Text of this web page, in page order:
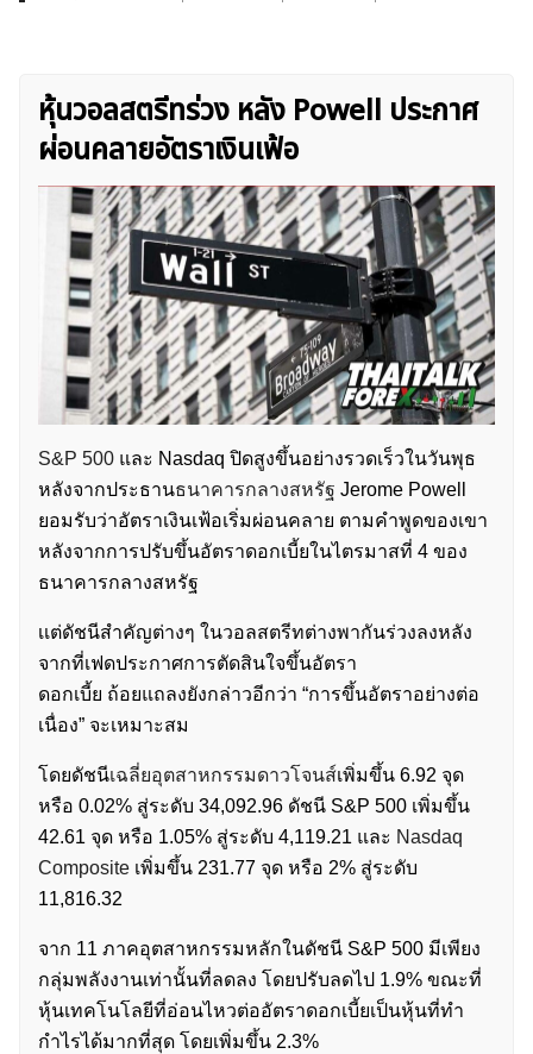
หุ้นวอลสตรีทร่วง หลัง Powell ประกาศ
ผ่อนคลายอัตราเงินเฟ้อ
S&P 500 และ Nasdaq ปิดสูงขึ้นอย่างรวดเร็วในวันพุธ
หลังจากประธานธนาคารกลางสหรัฐ Jerome Powell
ยอมรับว่าอัตราเงินเฟ้อเริ่มผ่อนคลาย ตามคำพูดของเขา
หลังจากการปรับขึ้นอัตราดอกเบี้ยในไตรมาสที่ 4 ของ
ธนาคารกลางสหรัฐ
เเต่ดัชนีสำคัญต่างๆ ในวอลสตรีทต่างพากันร่วงลงหลัง
จากที่เฟดประกาศการตัดสินใจขึ้นอัตรา
ดอกเบี้ย ถ้อยแถลงยังกล่าวอีกว่า “การขึ้นอัตราอย่างต่อ
เนื่อง” จะเหมาะสม
โดยดัชนีเฉลี่ยอุตสาหกรรมดาวโจนส์เพิ่มขึ้น 6.92 จุด
หรือ 0.02% สู่ระดับ 34,092.96 ดัชนี S&P 500 เพิ่มขึ้น
42.61 จุด หรือ 1.05% สู่ระดับ 4,119.21 และ Nasdaq
Composite เพิ่มขึ้น 231.77 จุด หรือ 2% สู่ระดับ
11,816.32
จาก 11 ภาคอุตสาหกรรมหลักในดัชนี S&P 500 มีเพียง
กลุ่มพลังงานเท่านั้นที่ลดลง โดยปรับลดไป 1.9% ขณะที่
หุ้นเทคโนโลยีที่อ่อนไหวต่ออัตราดอกเบี้ยเป็นหุ้นที่ทำ
กำไรได้มากที่สุด โดยเพิ่มขึ้น 2.3%